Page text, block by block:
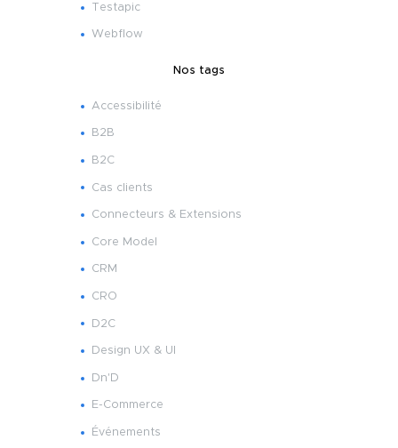
Testapic
Webflow
Nos tags
Accessibilité
B2B
B2C
Cas clients
Connecteurs & Extensions
Core Model
CRM
CRO
D2C
Design UX & UI
Dn'D
E-Commerce
Événements